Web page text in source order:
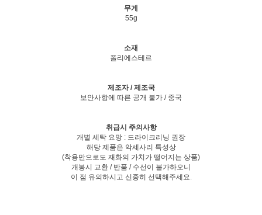
무게
55g
소재
폴리에스테르
제조자 / 제조국
보안사항에 따른 공개 불가 / 중국
취급시 주의사항
개별 세탁 요망 : 드라이크리닝 권장
해당 제품은 악세사리 특성상
(착용만으로도 재화의 가치가 떨어지는 상품)
개봉시 교환 / 반품 / 수선이 불가하오니
이 점 유의하시고 신중히 선택해주세요.